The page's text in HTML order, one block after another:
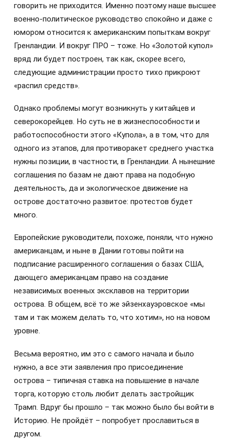
говорить не приходится. Именно поэтому наше высшее
военно-политическое руководство спокойно и даже с
юмором относится к американским попыткам вокруг
Гренландии. И вокруг ПРО – тоже. Но «Золотой купол»
вряд ли будет построен, так как, скорее всего,
следующие администрации просто тихо прикроют
«распил средств».
Однако проблемы могут возникнуть у китайцев и
северокорейцев. Но суть не в жизнеспособности и
работоспособности этого «Купола», а в том, что для
одного из этапов, для противоракет среднего участка
нужны позиции, в частности, в Гренландии. А нынешние
соглашения по базам не дают права на подобную
деятельность, да и экологическое движение на
острове достаточно развитое: протестов будет
много.
Европейские руководители, похоже, поняли, что нужно
американцам, и ныне в Дании готовы пойти на
подписание расширенного соглашения о базах США,
дающего американцам право на создание
независимых военных эксклавов на территории
острова. В общем, всё то же эйзенхауэровское «мы
там и так можем делать то, что хотим», но на новом
уровне.
Весьма вероятно, им это с самого начала и было
нужно, а все эти заявления про присоединение
острова – типичная ставка на повышение в начале
торга, которую столь любит делать застройщик
Трамп. Вдруг бы прошло – так можно было бы войти в
Историю. Не пройдёт – попробует прославиться в
другом.